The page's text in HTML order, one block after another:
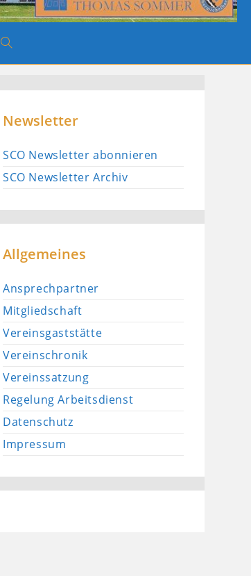
Website-
umschalten
Newsletter
SCO Newsletter abonnieren
SCO Newsletter Archiv
Allgemeines
Ansprechpartner
Mitgliedschaft
Vereinsgaststätte
Vereinschronik
Vereinssatzung
Regelung Arbeitsdienst
Datenschutz
Impressum